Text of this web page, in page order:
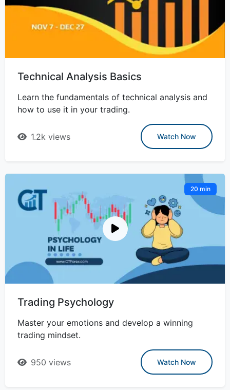
Technical Analysis Basics
Learn the fundamentals of technical analysis and
how to use it in your trading.
1.2k views Watch Now
20 min
Trading Psychology
Master your emotions and develop a winning
trading mindset.
950 views Watch Now